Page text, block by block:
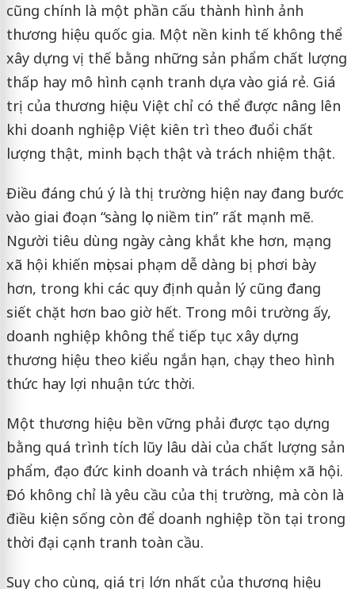
cũng chính là một phần cấu thành hình ảnh
thương hiệu quốc gia. Một nền kinh tế không thể
xây dựng vị thế bằng những sản phẩm chất lượng
thấp hay mô hình cạnh tranh dựa vào giá rẻ. Giá
trị của thương hiệu Việt chỉ có thể được nâng lên
khi doanh nghiệp Việt kiên trì theo đuổi chất
lượng thật, minh bạch thật và trách nhiệm thật.
Điều đáng chú ý là thị trường hiện nay đang bước
vào giai đoạn “sàng lọc niềm tin” rất mạnh mẽ.
Người tiêu dùng ngày càng khắt khe hơn, mạng
xã hội khiến mọi sai phạm dễ dàng bị phơi bày
hơn, trong khi các quy định quản lý cũng đang
siết chặt hơn bao giờ hết. Trong môi trường ấy,
doanh nghiệp không thể tiếp tục xây dựng
thương hiệu theo kiểu ngắn hạn, chạy theo hình
thức hay lợi nhuận tức thời.
Một thương hiệu bền vững phải được tạo dựng
bằng quá trình tích lũy lâu dài của chất lượng sản
phẩm, đạo đức kinh doanh và trách nhiệm xã hội.
Đó không chỉ là yêu cầu của thị trường, mà còn là
điều kiện sống còn để doanh nghiệp tồn tại trong
thời đại cạnh tranh toàn cầu.
Suy cho cùng, giá trị lớn nhất của thương hiệu